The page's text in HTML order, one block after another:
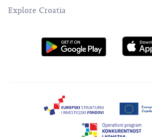
Explore Croatia